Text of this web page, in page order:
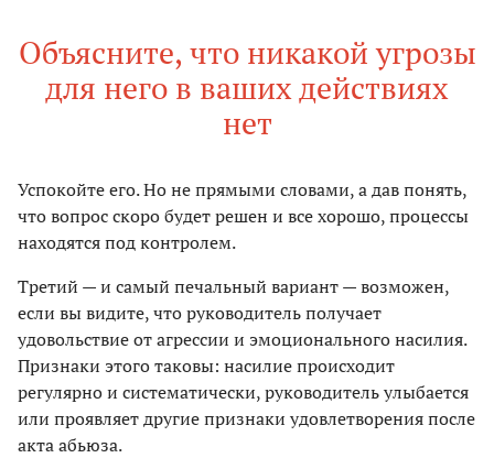
Объясните, что никакой угрозы
для него в ваших действиях
нет
Успокойте его. Но не прямыми словами, а дав понять,
что вопрос скоро будет решен и все хорошо, процессы
находятся под контролем.
Третий — и самый печальный вариант — возможен,
если вы видите, что руководитель получает
удовольствие от агрессии и эмоционального насилия.
Признаки этого таковы: насилие происходит
регулярно и систематически, руководитель улыбается
или проявляет другие признаки удовлетворения после
акта абьюза.